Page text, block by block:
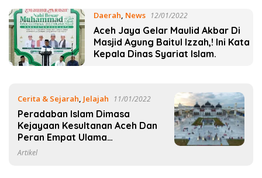
Daerah, News 12/01/2022
Aceh Jaya Gelar Maulid Akbar Di
Masjid Agung Baitul Izzah,! Ini Kata
Kepala Dinas Syariat Islam.
Cerita & Sejarah, Jelajah 11/01/2022
Peradaban Islam Dimasa
Kejayaan Kesultanan Aceh Dan
Peran Empat Ulama
Terpengaruh Kekuatan Islam Di
Artikel